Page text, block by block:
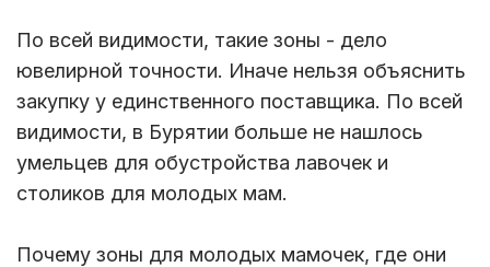
По всей видимости, такие зоны - дело
ювелирной точности. Иначе нельзя объяснить
закупку у единственного поставщика. По всей
видимости, в Бурятии больше не нашлось
умельцев для обустройства лавочек и
столиков для молодых мам.
Почему зоны для молодых мамочек, где они